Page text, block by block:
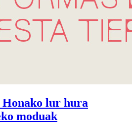
Honako lur hura
moduak